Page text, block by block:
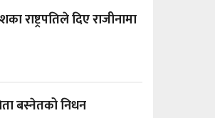
राष्ट्रपतिले दिए राजीनामा
बस्नेतको निधन